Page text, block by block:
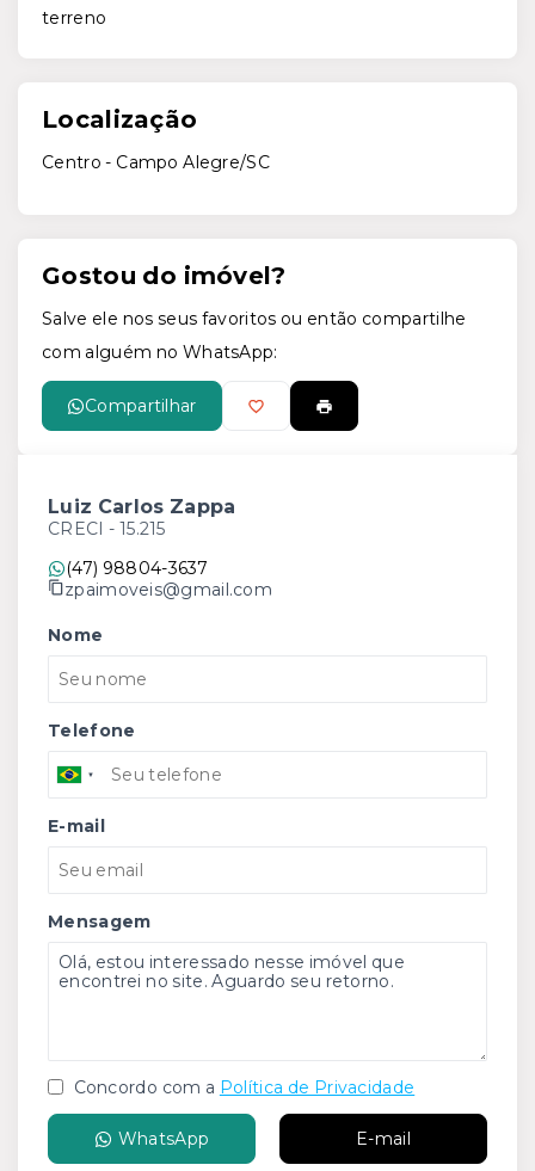
terreno
Localização
Centro - Campo Alegre/SC
Gostou do imóvel?
Salve ele nos seus favoritos ou então compartilhe
com alguém no WhatsApp:
Compartilhar
Luiz Carlos Zappa
CRECI - 15.215
(47) 98804-3637
zpaimoveis@gmail.com
Nome
Telefone
E-mail
Mensagem
Concordo com a Política de Privacidade
WhatsApp E-mail